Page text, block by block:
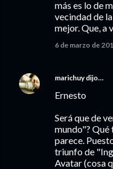
más es lo de
vecindad de
mejor. Que, a
6 de marzo de
marichuydijo…
Ernesto
Será que de
mundo"?
parece.
triunfo de
Avatar (cosa